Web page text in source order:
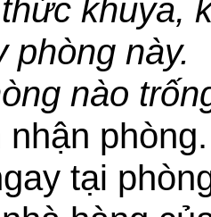
khuya,
phòng này.
nào
nhận
tại